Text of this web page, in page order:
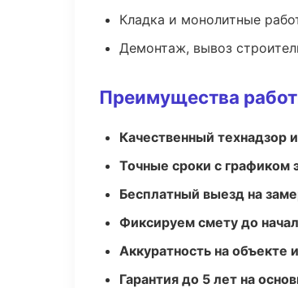
Кладка и монолитные
Демонтаж, вывоз
Преимущества
Качественный технадзор
Точные сроки с графиком
Бесплатный выезд на
Фиксируем смету до
Аккуратность на объекте
Гарантия до 5 лет на